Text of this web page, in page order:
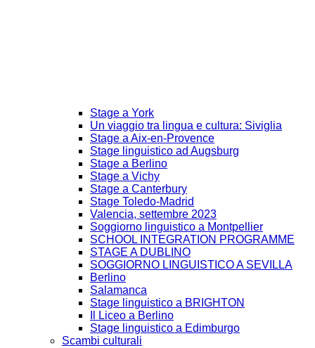
Stage a York
Un viaggio tra lingua e cultura: Siviglia
Stage a Aix-en-Provence
Stage linguistico ad Augsburg
Stage a Berlino
Stage a Vichy
Stage a Canterbury
Stage Toledo-Madrid
Valencia, settembre 2023
Soggiorno linguistico a Montpellier
SCHOOL INTEGRATION PROGRAMME
STAGE A DUBLINO
SOGGIORNO LINGUISTICO A SEVILLA
Berlino
Salamanca
Stage linguistico a BRIGHTON
Il Liceo a Berlino
Stage linguistico a Edimburgo
Scambi culturali